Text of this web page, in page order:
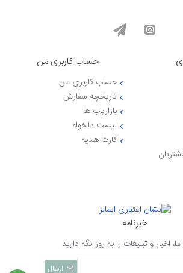
حساب کاربری من
حساب کاربری من
تاریخچه سفارش
بازاریاب ها
لیست دلخواه
کارت هدیه
خبرنامه
اخبار و تبلیغات را به روز نگه دارید
ارسال